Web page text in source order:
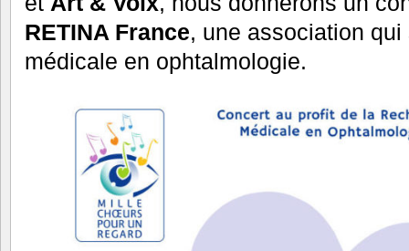
RETINA France, une association
médicale en ophtalmologie.